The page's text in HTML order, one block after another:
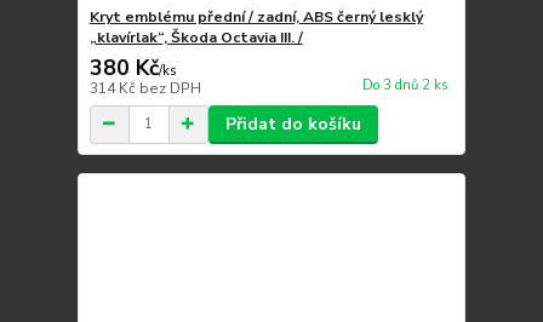
Kryt emblému přední / zadní, ABS černý lesklý
„klavírlak“, Škoda Octavia III. /
380 Kč/ks
314 Kč bez DPH Do 3 dnů 2 ks
Přidat do košíku